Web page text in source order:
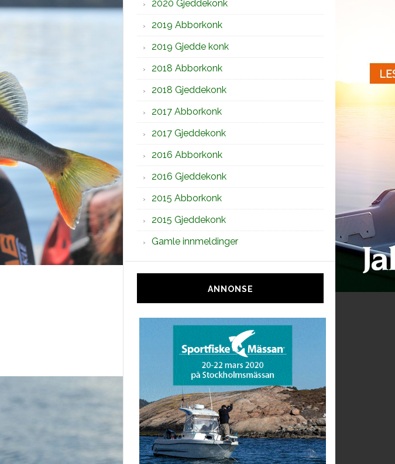
2020 Gjeddekonk
2019 Abborkonk
2019 Gjedde konk
2018 Abborkonk
2018 Gjeddekonk
2017 Abborkonk
2017 Gjeddekonk
2016 Abborkonk
2016 Gjeddekonk
2015 Abborkonk
2015 Gjeddekonk
Gamle innmeldinger
ANNONSE